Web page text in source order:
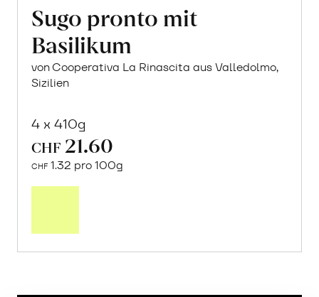
Sugo pronto mit
Basilikum
von Cooperativa La Rinascita aus Valledolmo,
Sizilien
4 x 410g
CHF 21.60
CHF 1.32 pro 100g